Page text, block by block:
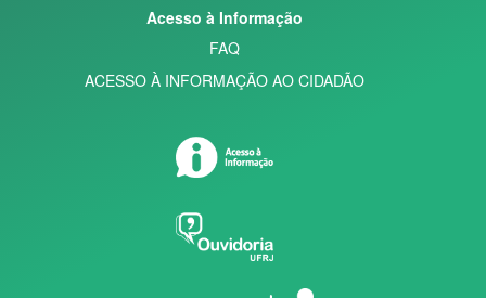
Acesso à Informação
FAQ
ACESSO À INFORMAÇÃO AO CIDADÃO